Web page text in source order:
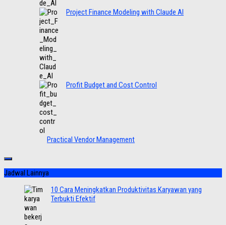
Project Finance Modeling with Claude AI
Profit Budget and Cost Control
Practical Vendor Management
Jadwal Lainnya
10 Cara Meningkatkan Produktivitas Karyawan yang
Terbukti Efektif